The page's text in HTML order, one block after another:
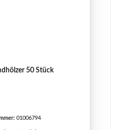
50 Stück
01006794